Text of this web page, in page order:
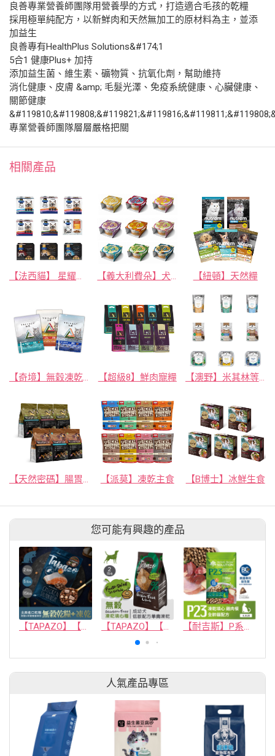
良善專業營養師團隊用營養學的方式，打造適合毛孩的乾糧
採用極單純配方，以新鮮肉和天然無加工的原材料為主，並添
加益生
良善專有HealthPlus Solutions&#174;1
5合1 健康Plus+ 加持
添加益生菌、維生素、礦物質、抗氧化劑，幫助維持
消化健康、皮膚 &amp; 毛髮光澤、免疫系統健康、心臟健康、
關節健康
專業營養師團隊層層嚴格把關
相關產品
【法西貓】 星耀奢華 餐包 【義大利費朵】犬優格/冰淇淋 【紐頓】天然糧
【奇境】無穀凍乾貓糧 【超級8】鮮肉寵糧 【澳野】米其林等級舒肥餐-完美蛋白質 低溫烹煮
【派莫】凍乾主食 【B博士】冰鮮生食
您可能有興趣的產品
【TAPAZO】【凍乾雙饗宴】成幼貓低敏鮭魚配方 5磅 【TAPAZO】【無穀凍乾填心糧】成幼犬_羊肉配方 2磅(單一肉源) 【耐吉斯】P系列-P23凍乾填心無穀雞肉餐(全齡貓)
人氣產品專區